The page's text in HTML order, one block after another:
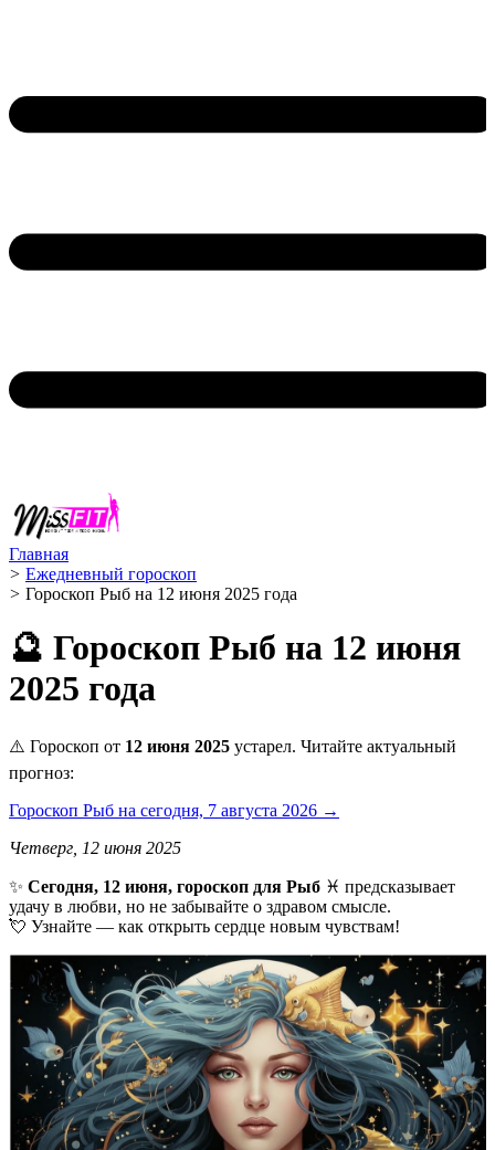
Главная
> Ежедневный гороскоп
> Гороскоп Рыб на 12 июня 2025 года
🔮 Гороскоп Рыб на 12 июня
2025 года
⚠️ Гороскоп от 12 июня 2025 устарел. Читайте актуальный
прогноз:
Гороскоп Рыб на сегодня, 7 августа 2026 →
Четверг, 12 июня 2025
✨ Сегодня, 12 июня, гороскоп для Рыб ♓ предсказывает
удачу в любви, но не забывайте о здравом смысле.
💘 Узнайте — как открыть сердце новым чувствам!